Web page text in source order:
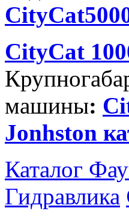
CityCat
машины:
Jonhston
Каталог
Гидравлика